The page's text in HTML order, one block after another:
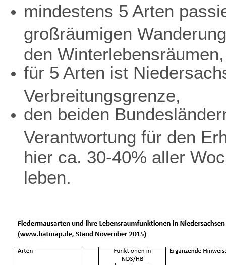
mindestens 5 Arten
großräumigen
den Winterlebensräumen,
für 5 Arten ist
Verbreitungsgrenze,
den beiden
Verantwortung für den
hier ca. 30-40% aller
leben.